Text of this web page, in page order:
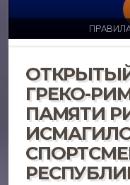
ГРЕКО-
ПАМЯТИ